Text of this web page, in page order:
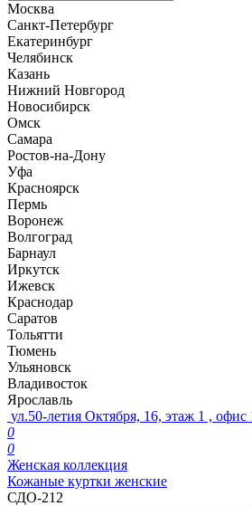
Москва
Санкт-Петербург
Екатеринбург
Челябинск
Казань
Нижний Новгород
Новосибирск
Омск
Самара
Ростов-на-Дону
Уфа
Красноярск
Пермь
Воронеж
Волгоград
Барнаул
Иркутск
Ижевск
Краснодар
Саратов
Тольятти
Тюмень
Ульяновск
Владивосток
Ярославль
ул.50-летия Октября, 16, этаж 1 , офис
0
0
Женская коллекция
Кожаные куртки женские
СДО-212